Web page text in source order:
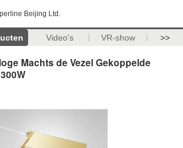
Beijing Ltd.
Video's VR-show >>
Machts de Vezel Gekoppelde